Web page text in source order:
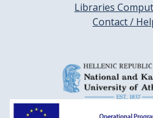
Libraries
Contact /